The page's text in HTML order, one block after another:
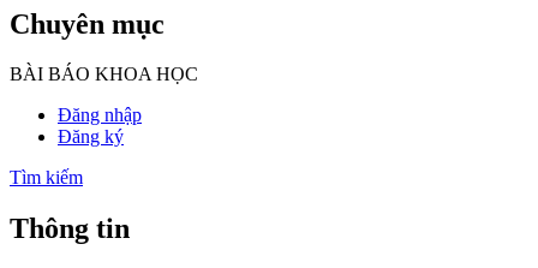
Chuyên mục
BÀI BÁO KHOA HỌC
Đăng nhập
Đăng ký
Tìm kiếm
Thông tin